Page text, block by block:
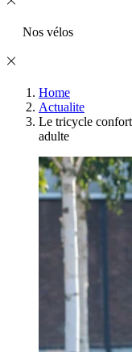
Nos vélos
Home
Actualite
Le tricycle confort
adulte